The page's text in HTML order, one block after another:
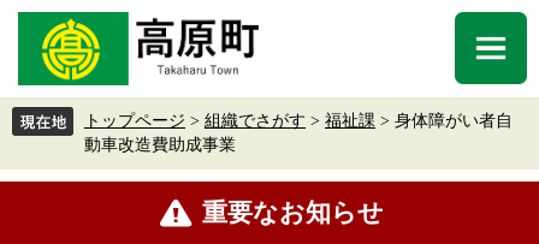
先
頭
を
飛
ニ
ュ
ー
トップページ > 組織でさがす > 福祉課 > 身体障がい者自
動車改造費助成事業
重要なお知らせ